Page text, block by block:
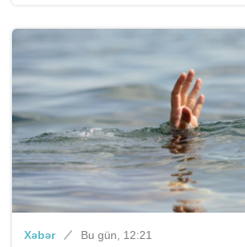
Xəbər Bu gün, 12:21